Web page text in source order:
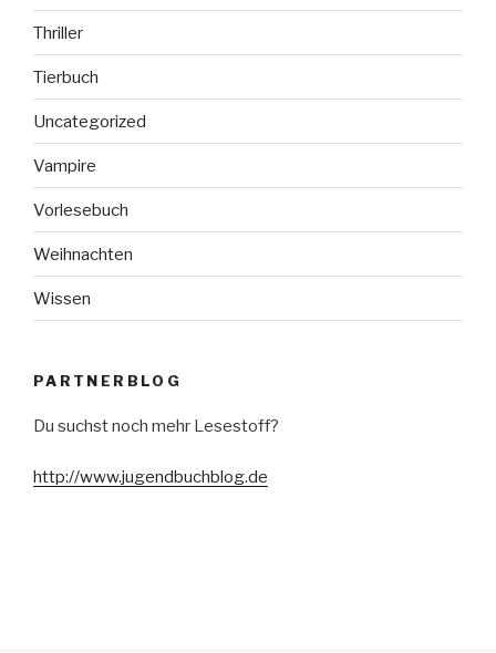
Thriller
Tierbuch
Uncategorized
Vampire
Vorlesebuch
Weihnachten
Wissen
PARTNERBLOG
Du suchst noch mehr Lesestoff?
http://www.jugendbuchblog.de